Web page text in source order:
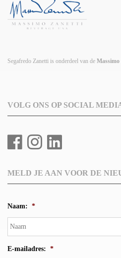
Segafredo Zanetti is onderdeel van de Massimo
VOLG ONS OP SOCIAL
MELD JE AAN VOOR DE
Naam: *
E-mailadres: *